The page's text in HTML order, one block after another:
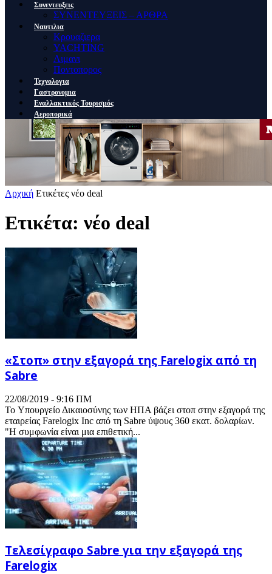
Συνεντευξεις
ΣΥΝΕΝΤΕΥΞΕΙΣ – ΑΡΘΡΑ
Ναυτιλια
Κρουαζιερα
YACHTING
Λιμανι
Ποντοπορος
Τεχνολογια
Γαστρονομια
Εναλλακτικός Τουρισμός
Αεροπορικά
Αρχική Ετικέτες νέο deal
Ετικέτα: νέο deal
«Στοπ» στην εξαγορά της Farelogix από τη
Sabre
22/08/2019 - 9:16 ΠΜ
To Υπουργείο Δικαιοσύνης των ΗΠΑ βάζει στοπ στην εξαγορά της
εταιρείας Farelogix Inc από τη Sabre ύψους 360 εκατ. δολαρίων.
"Η συμφωνία είναι μια επιθετική...
Τελεσίγραφο Sabre για την εξαγορά της
Farelogix